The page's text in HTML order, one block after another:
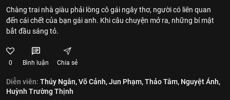
Chàng trai nhà giàu phải lòng cô gái ngây thơ, người có liên quan
đến cái chết của bạn gái anh. Khi câu chuyện mở ra, những bí mật
bắt đầu sáng tỏ.
0 Bình luận Chia sẻ
Diễn viên: Thúy Ngân,Võ Cảnh,Jun Phạm,Thảo Tâm, Nguyệt Ánh,
Huỳnh Trường Thịnh